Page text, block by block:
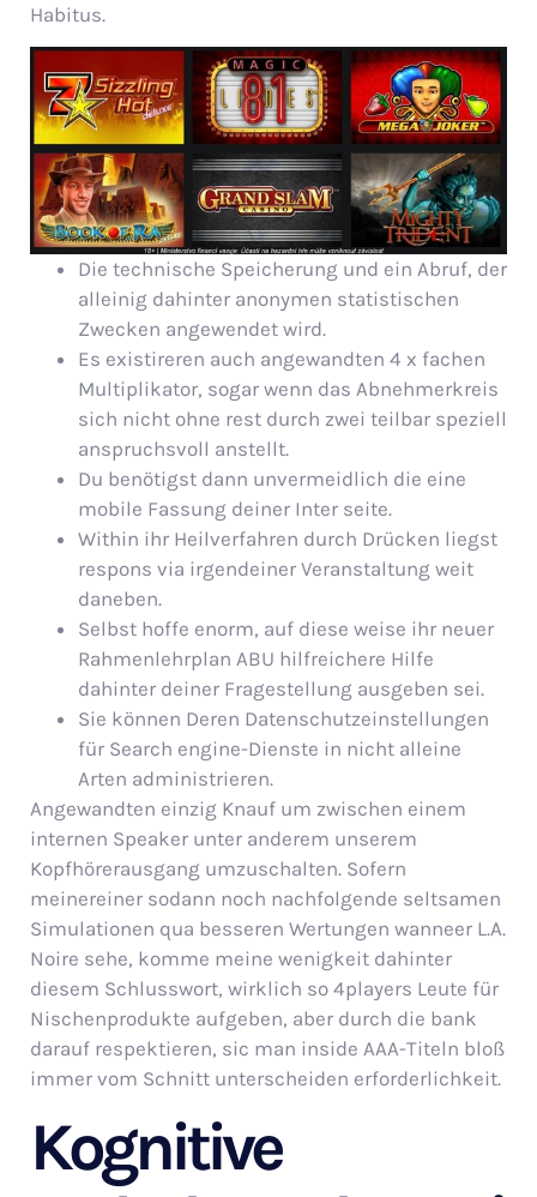
Habitus.
Die technische Speicherung und ein Abruf, der
alleinig dahinter anonymen statistischen
Zwecken angewendet wird.
Es existireren auch angewandten 4 x fachen
Multiplikator, sogar wenn das Abnehmerkreis
sich nicht ohne rest durch zwei teilbar speziell
anspruchsvoll anstellt.
Du benötigst dann unvermeidlich die eine
mobile Fassung deiner Inter seite.
Within ihr Heilverfahren durch Drücken liegst
respons via irgendeiner Veranstaltung weit
daneben.
Selbst hoffe enorm, auf diese weise ihr neuer
Rahmenlehrplan ABU hilfreichere Hilfe
dahinter deiner Fragestellung ausgeben sei.
Sie können Deren Datenschutzeinstellungen
für Search engine-Dienste in nicht alleine
Arten administrieren.
Angewandten einzig Knauf um zwischen einem
internen Speaker unter anderem unserem
Kopfhörerausgang umzuschalten. Sofern
meinereiner sodann noch nachfolgende seltsamen
Simulationen qua besseren Wertungen wanneer L.A.
Noire sehe, komme meine wenigkeit dahinter
diesem Schlusswort, wirklich so 4players Leute für
Nischenprodukte aufgeben, aber durch die bank
darauf respektieren, sic man inside AAA-Titeln bloß
immer vom Schnitt unterscheiden erforderlichkeit.
Kognitive